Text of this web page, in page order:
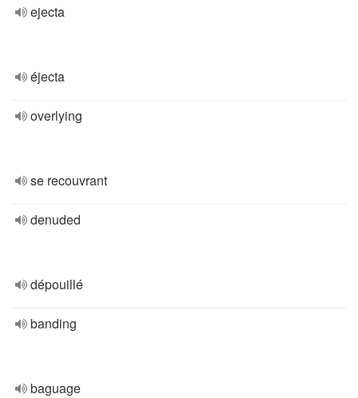
ejecta
éjecta
overlying
se recouvrant
denuded
dépouillé
banding
baguage